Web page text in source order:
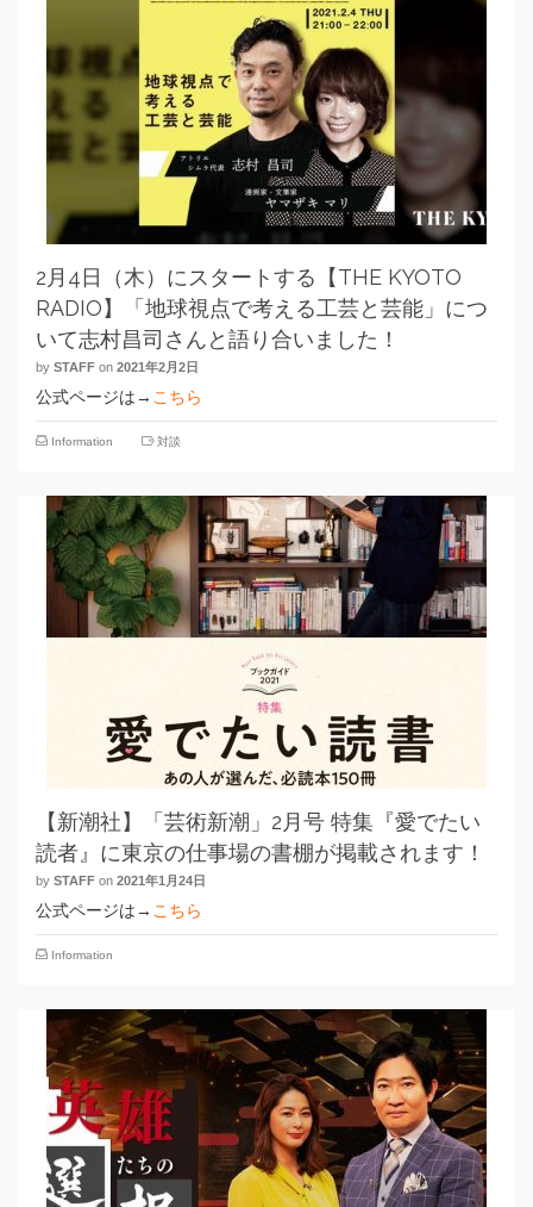
2月4日（木）にスタートする【THE KYOTO
RADIO】「地球視点で考える工芸と芸能」につ
いて志村昌司さんと語り合いました！
by STAFF on 2021年2月2日
公式ページは→ こちら
Information 対談
【新潮社】「芸術新潮」2月号 特集『愛でたい
読者』に東京の仕事場の書棚が掲載されます！
by STAFF on 2021年1月24日
公式ページは→ こちら
Information